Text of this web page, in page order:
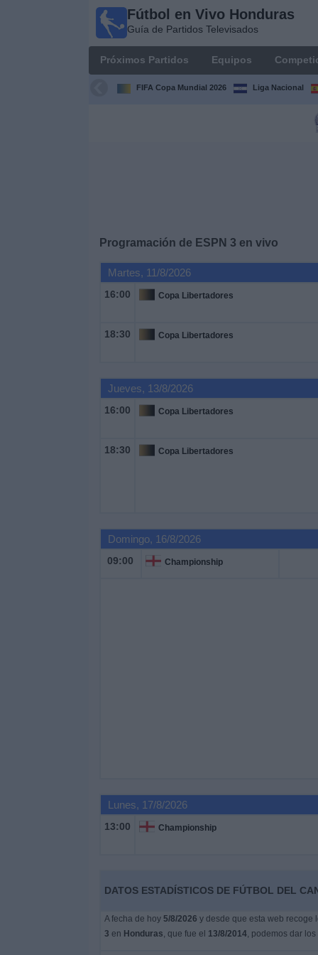
Fútbol en Vivo Honduras
Guía de Partidos Televisados
Próximos Partidos Equipos
FIFA Copa Mundial 2026 Liga Nacional
Programación de ESPN 3 en vivo
Martes, 11/8/2026
16:00 Copa Libertadores
18:30 Copa Libertadores
Jueves, 13/8/2026
16:00 Copa Libertadores
18:30 Copa Libertadores
Domingo, 16/8/2026
09:00 Championship
Lunes, 17/8/2026
13:00 Championship
DATOS ESTADÍSTICOS DE FÚTBOL DEL
A fecha de hoy 5/8/2026 y desde que esta web recoge
3 en Honduras, que fue el 13/8/2014, podemos dar
Fútbol en
Honduras